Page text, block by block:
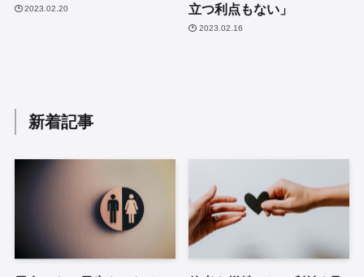
2023.02.20
立つ利点もない」
2023.02.16
新着記事